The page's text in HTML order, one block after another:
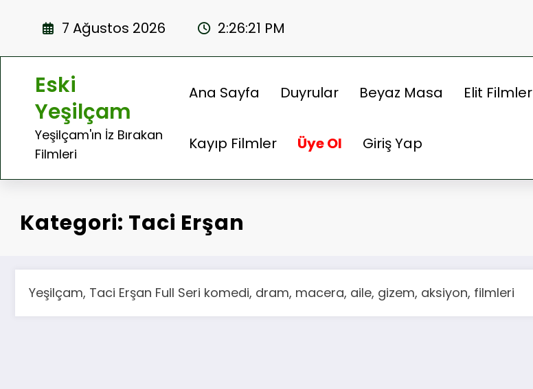
7 Ağustos 2026 2:26:22 PM
Eski
Yeşilçam
Yeşilçam'ın İz Bırakan
Filmleri
Ana Sayfa Duyrular Beyaz Masa Elit Filmler
Kayıp Filmler Üye Ol Giriş Yap
Kategori: Taci Erşan
Yeşilçam, Taci Erşan Full Seri komedi, dram, macera, aile, gizem, aksiyon, filmleri